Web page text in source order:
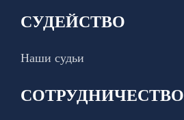
СУДЕЙСТВО
Наши судьи
СОТРУДНИЧЕСТВО